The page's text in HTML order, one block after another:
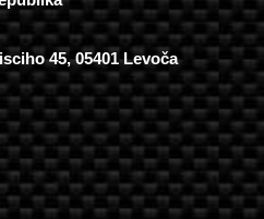
45, 05401 Levoča